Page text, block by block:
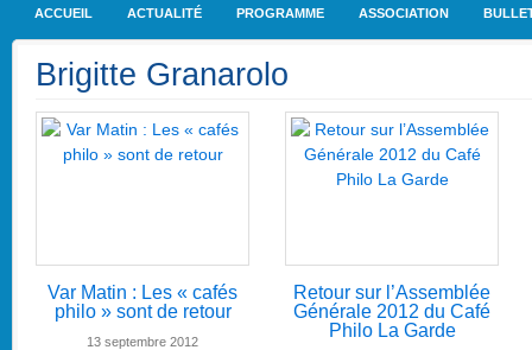
ACCUEIL ACTUALITÉ PROGRAMME ASSOCIATION
Brigitte Granarolo
Var Matin : Les « cafés
philo » sont de retour
13 septembre 2012
Retour sur l’Assemblée
Générale 2012 du Café
Philo La Garde